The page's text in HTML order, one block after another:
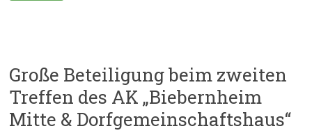
Große Beteiligung beim zweiten
Treffen des AK „Biebernheim
Mitte & Dorfgemeinschaftshaus“